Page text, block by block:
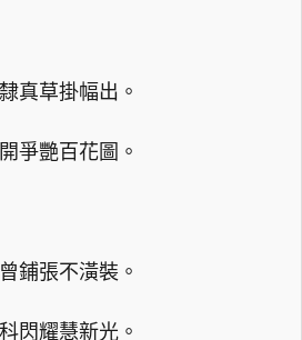
真草掛幅出。
爭艷百花圖。
鋪張不潢裝。
閃耀慧新光。